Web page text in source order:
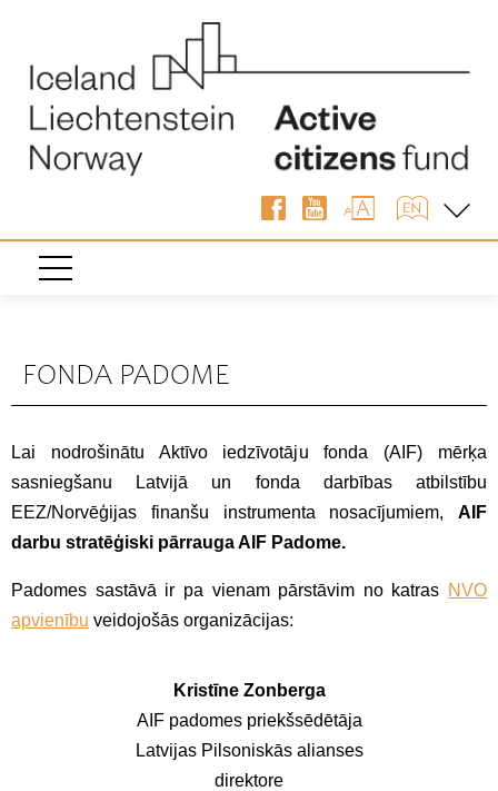
FONDA PADOME
Lai nodrošinātu Aktīvo iedzīvotāju fonda (AIF) mērķa
sasniegšanu Latvijā un fonda darbības atbilstību
EEZ/Norvēģijas finanšu instrumenta nosacījumiem, AIF
darbu stratēģiski pārrauga AIF Padome.
Padomes sastāvā ir pa vienam pārstāvim no katras NVO
apvienību veidojošās organizācijas:
Kristīne Zonberga
AIF padomes priekšsēdētāja
Latvijas Pilsoniskās alianses
direktore